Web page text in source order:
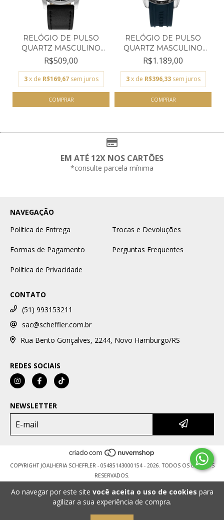
Ao navegar por este site você aceita o uso de cookies para
agilizar a sua experiência de compra.
RELÓGIO DE PULSO
QUARTZ MASCULINO
TECHNO...
R$509,00
3 x de R$169,67 sem juros
RELÓGIO DE PULSO
QUARTZ MASCULINO
TECHNO...
R$1.189,00
3 x de R$396,33 sem juros
EM ATÉ 12X NOS CARTÕES
*consulte parcela mínima
NAVEGAÇÃO
Política de Entrega
Trocas e Devoluções
Formas de Pagamento Perguntas Frequentes
Política de Privacidade
CONTATO
(51) 993153211
sac@scheffler.com.br
Rua Bento Gonçalves, 2244, Novo Hamburgo/RS
REDES SOCIAIS
NEWSLETTER
COPYRIGHT JOALHERIA SCHEFFLER - 05485143000154 - 2026. TODOS OS DIREITOS
RESERVADOS.